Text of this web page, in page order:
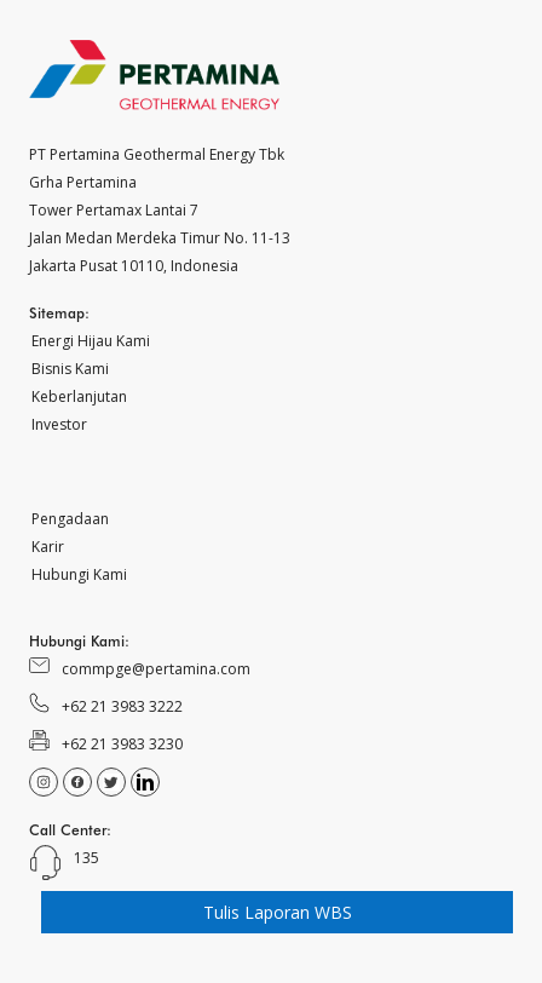
PT Pertamina Geothermal Energy Tbk
Grha Pertamina
Tower Pertamax Lantai 7
Jalan Medan Merdeka Timur No. 11-13
Jakarta Pusat 10110, Indonesia
Sitemap:
Energi Hijau Kami
Bisnis Kami
Keberlanjutan
Investor
Pengadaan
Karir
Hubungi Kami
Hubungi Kami:
commpge@pertamina.com
+62 21 3983 3222
+62 21 3983 3230
Call Center:
135
Tulis Laporan WBS